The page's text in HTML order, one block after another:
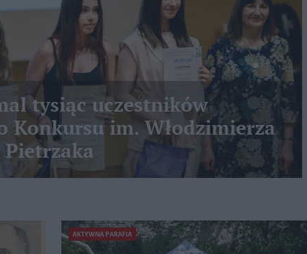
tysiąc uczestników
Konkursu im. Włodzimierza
Pietrzaka
AKTYWNA PARAFIA